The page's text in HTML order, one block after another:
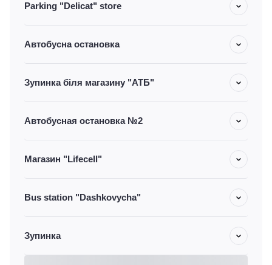
Parking "Delicat" store
Автобусна остановка
Зупинка біля магазину "АТБ"
Автобусная остановка №2
Магазин "Lifecell"
Bus station "Dashkovycha"
Зупинка